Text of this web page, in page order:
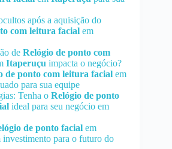
após a aquisição do
com leitura facial em
de Relógio de ponto com
Itaperuçu impacta o negócio?
de ponto com leitura facial em
para sua equipe
Tenha o Relógio de ponto
ideal para seu negócio em
de ponto facial em
investimento para o futuro do